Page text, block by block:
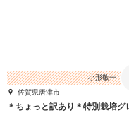
小形敬一
佐賀県唐津市
＊ちょっと訳あり＊特別栽培グ